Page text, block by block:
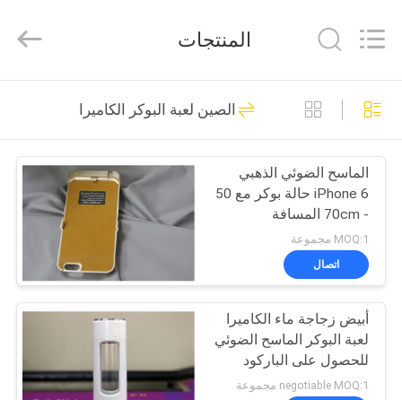
منزل
المنتجات
حول
جولة
المعمل
Cheat
Center.
Reserved.
أوراق اللعب ملحوظة
34
بطاقات ملحوظ
العدسات اللاصقة
34
المنتجات
الصين لعبة البوكر الكاميرا
الماسح الضوئي الذهبي
iPhone 6 حالة بوكر مع 50
- 70cm المسافة
MOQ:1 مجموعة
اتصال
أبيض زجاجة ماء الكاميرا
لعبة البوكر الماسح الضوئي
للحصول على الباركود
بطاقات مميزة وبوكر محلل
negotiable MOQ:1 مجموعة